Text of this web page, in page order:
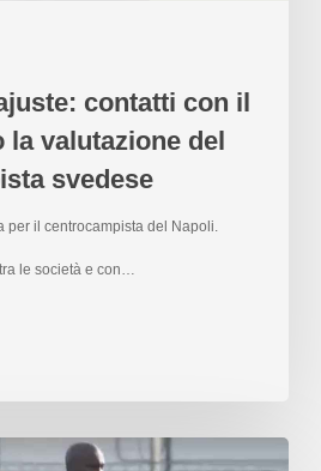
contatti con il
la valutazione del
svedese
per il centrocampista del Napoli.
le società e con…